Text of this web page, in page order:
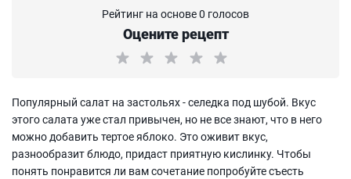
Рейтинг на основе 0 голосов
Оцените рецепт
Популярный салат на застольях - селедка под шубой. Вкус
этого салата уже стал привычен, но не все знают, что в него
можно добавить тертое яблоко. Это оживит вкус,
разнообразит блюдо, придаст приятную кислинку. Чтобы
понять понравится ли вам сочетание попробуйте съесть